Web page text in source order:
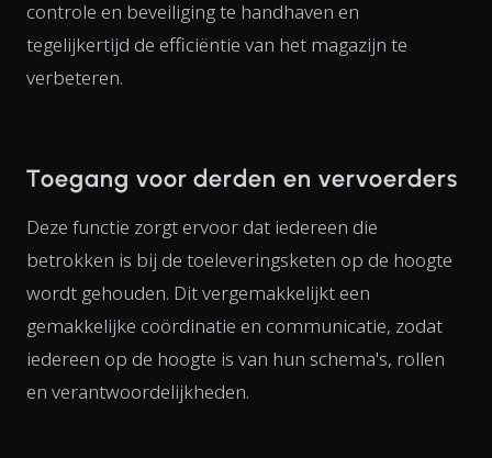
controle en beveiliging te handhaven en
tegelijkertijd de efficiëntie van het magazijn te
verbeteren.
Toegang voor derden en vervoerders
Deze functie zorgt ervoor dat iedereen die
betrokken is bij de toeleveringsketen op de hoogte
wordt gehouden. Dit vergemakkelijkt een
gemakkelijke coördinatie en communicatie, zodat
iedereen op de hoogte is van hun schema's, rollen
en verantwoordelijkheden.